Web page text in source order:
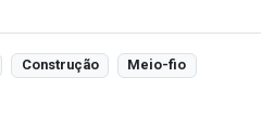
Construção
Meio-fio